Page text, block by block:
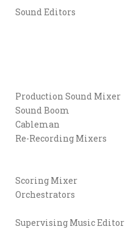
Sound Editors
Production Sound Mixer
Sound Boom
Cableman
Re-Recording Mixers
Scoring Mixer
Orchestrators
Supervising Music Editor